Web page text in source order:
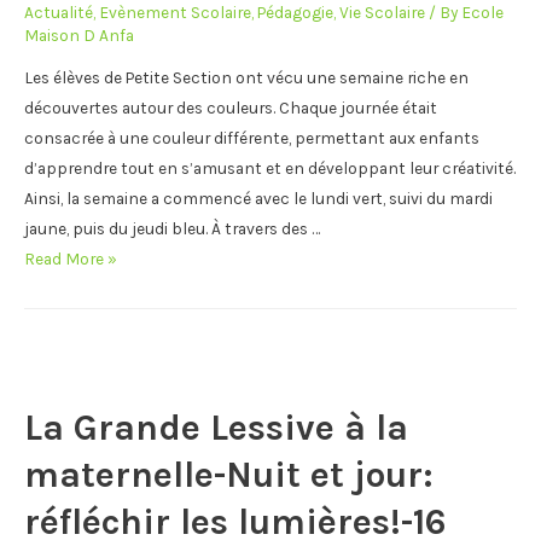
Actualité Evènement Scolaire Pédagogie Vie Scolaire / By Ecole
Maison D Anfa
Les élèves de Petite Section ont vécu une semaine riche en
découvertes autour des couleurs. Chaque journée était
consacrée à une couleur différente, permettant aux enfants
d’apprendre tout en s’amusant et en développant leur créativité.
Ainsi, la semaine a commencé avec le lundi vert, suivi du mardi
jaune, puis du jeudi bleu. À travers des …
Semaine
Read More »
La Grande Lessive à la
maternelle-Nuit et jour:
réfléchir les lumières!-16